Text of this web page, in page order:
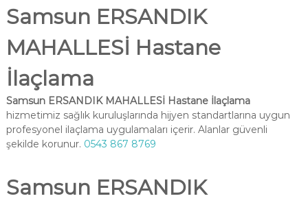
Samsun ERSANDIK
MAHALLESİ Hastane
İlaçlama
Samsun ERSANDIK MAHALLESİ Hastane İlaçlama
hizmetimiz sağlık kuruluşlarında hijyen standartlarına uygun
profesyonel ilaçlama uygulamaları içerir. Alanlar güvenli
şekilde korunur. 0543 867 8769
Samsun ERSANDIK